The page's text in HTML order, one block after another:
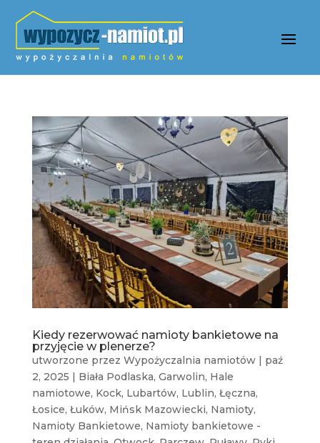
Kiedy rezerwować namioty bankietowe na
przyjęcie w plenerze?
utworzone przez Wypożyczalnia namiotów| paź
2, 2025 | Biała Podlaska, Garwolin, Hale
namiotowe, Kock, Lubartów, Lublin, Łęczna,
Łosice, Łuków, Mińsk Mazowiecki, Namioty,
Namioty Bankietowe, Namioty bankietowe -